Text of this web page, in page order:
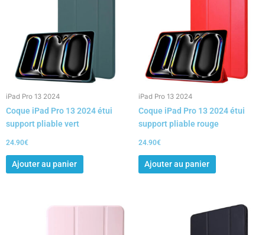
iPad Pro 13 2024
Coque iPad Pro 13 2024 étui
support pliable vert
24.90€
Ajouter au panier
iPad Pro 13 2024
Coque iPad Pro 13 2024 étui
support pliable rouge
24.90€
Ajouter au panier